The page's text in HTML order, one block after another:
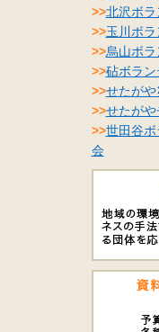
>>北沢ボラ
>>玉川ボラ
>>烏山ボラ
>>砧ボラン
>>せたがや
>>せたがや
>>世田谷ボ
会